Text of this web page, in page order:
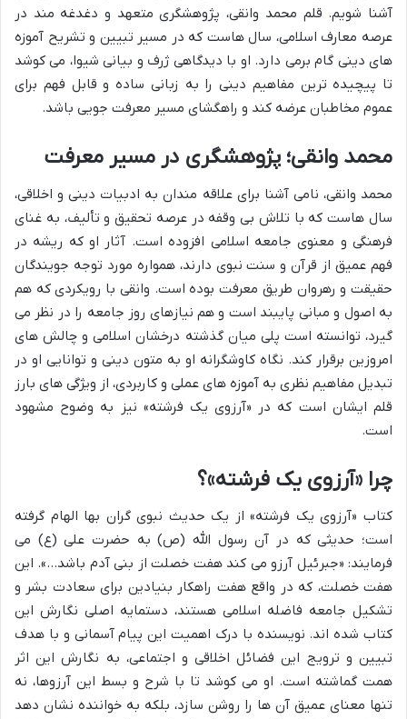
آشنا شویم. قلم محمد وانقی، پژوهشگری متعهد و دغدغه مند در
عرصه معارف اسلامی، سال هاست که در مسیر تبیین و تشریح آموزه
های دینی گام برمی دارد. او با دیدگاهی ژرف و بیانی شیوا، می کوشد
تا پیچیده ترین مفاهیم دینی را به زبانی ساده و قابل فهم برای
عموم مخاطبان عرضه کند و راهگشای مسیر معرفت جویی باشد.
محمد وانقی؛ پژوهشگری در مسیر معرفت
محمد وانقی، نامی آشنا برای علاقه مندان به ادبیات دینی و اخلاقی،
سال هاست که با تلاش بی وقفه در عرصه تحقیق و تألیف، به غنای
فرهنگی و معنوی جامعه اسلامی افزوده است. آثار او که ریشه در
فهم عمیق از قرآن و سنت نبوی دارند، همواره مورد توجه جویندگان
حقیقت و رهروان طریق معرفت بوده است. وانقی با رویکردی که هم
به اصول و مبانی پایبند است و هم نیازهای روز جامعه را در نظر می
گیرد، توانسته است پلی میان گذشته درخشان اسلامی و چالش های
امروزین برقرار کند. نگاه کاوشگرانه او به متون دینی و توانایی او در
تبدیل مفاهیم نظری به آموزه های عملی و کاربردی، از ویژگی های بارز
قلم ایشان است که در «آرزوی یک فرشته» نیز به وضوح مشهود
است.
چرا «آرزوی یک فرشته»؟
کتاب «آرزوی یک فرشته» از یک حدیث نبوی گران بها الهام گرفته
است؛ حدیثی که در آن رسول الله (ص) به حضرت علی (ع) می
فرمایند: «جبرئیل آرزو می کند هفت خصلت از بنی آدم باشد…». این
هفت خصلت، که در واقع هفت راهکار بنیادین برای سعادت بشر و
تشکیل جامعه فاضله اسلامی هستند، دستمایه اصلی نگارش این
کتاب شده اند. نویسنده با درک اهمیت این پیام آسمانی و با هدف
تبیین و ترویج این فضائل اخلاقی و اجتماعی، به نگارش این اثر
همت گماشته است. او می کوشد تا با شرح و بسط این آرزوها، نه
تنها معنای عمیق آن ها را روشن سازد، بلکه به خواننده نشان دهد